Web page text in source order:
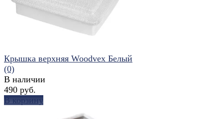
Крышка верхняя Woodvex Белый
(0)
В наличии
490 руб.
В корзину